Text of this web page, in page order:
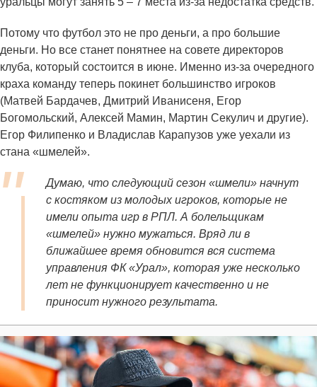
Потому что футбол это не про деньги, а про большие
деньги. Но все станет понятнее на совете директоров
клуба, который состоится в июне. Именно из-за очередного
краха команду теперь покинет большинство игроков
(Матвей Бардачев, Дмитрий Иванисеня, Егор
Богомольский, Алексей Мамин, Мартин Секулич и другие).
Егор Филипенко и Владислав Карапузов уже уехали из
стана «шмелей».
Думаю, что следующий сезон «шмели» начнут
с костяком из молодых игроков, которые не
имели опыта игр в РПЛ. А болельщикам
«шмелей» нужно мужаться. Вряд ли в
ближайшее время обновится вся система
управления ФК «Урал», которая уже несколько
лет не функционирует качественно и не
приносит нужного результата.